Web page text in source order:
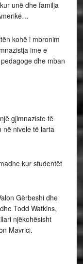
unë dhe familja
kohë i mbronim
ime e
dhe mban
gjimnaziste të
në nivele të larta
kur studentët
Gërbeshi dhe
Todd Watkins,
njëkohësisht
Mavrici.